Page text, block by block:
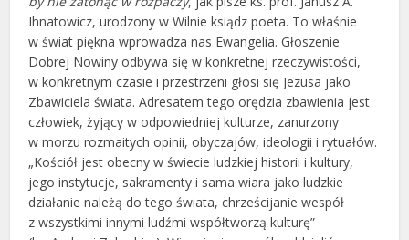
Ihnatowicz, urodzony w Wilnie ksiądz poeta. To właśnie
w świat piękna wprowadza nas Ewangelia. Głoszenie
Dobrej Nowiny odbywa się w konkretnej rzeczywistości,
w konkretnym czasie i przestrzeni głosi się Jezusa jako
Zbawiciela świata. Adresatem tego orędzia zbawienia jest
człowiek, żyjący w odpowiedniej kulturze, zanurzony
w morzu rozmaitych opinii, obyczajów, ideologii i rytuałów.
„Kościół jest obecny w świecie ludzkiej historii i kultury,
jego instytucje, sakramenty i sama wiara jako ludzkie
działanie należą do tego świata, chrześcijanie wespół
z wszystkimi innymi ludźmi współtworzą kulturę”